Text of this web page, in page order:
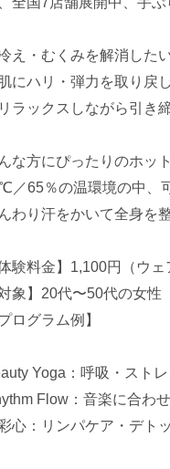
え・むくみを解消した
にハリ・弾力を取り戻
ラックスしながら引き
な方にぴったりのホッ
／65％の温環境の中、
わり汗をかいて全身を
体験料金】1,100円（ウ
対象】20代〜50代の女
プログラム例】
Yoga：呼吸・スト
Flow：音楽に合わ
心：リンパケア・デト